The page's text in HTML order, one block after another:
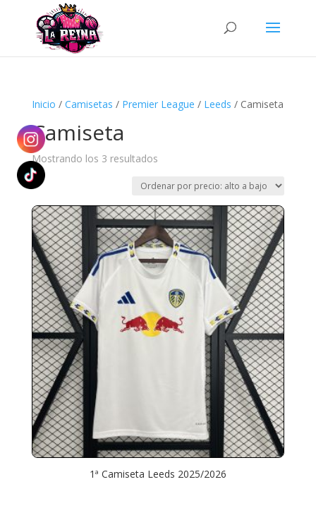
Búsqueda
productos
Inicio / Camisetas / Premier League / Leeds / Camiseta
Camiseta
Mostrando los 3 resultadosOrdenado
precio:
alto
a
bajo
1ª Camiseta Leeds 2025/2026